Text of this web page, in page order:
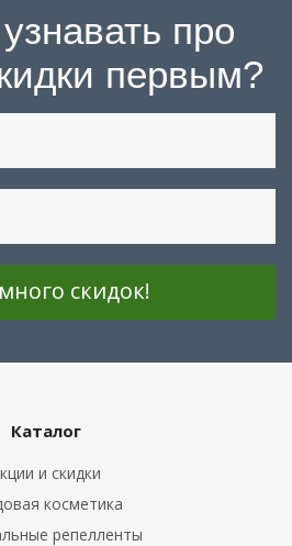
про
первым?
Каталог
и скидки
косметика
репелленты